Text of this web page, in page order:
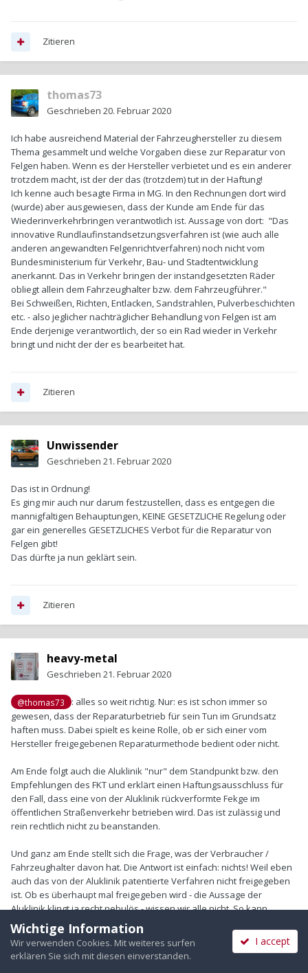
Zitieren
thomas73
Geschrieben 20. Februar 2020
Ich habe ausreichend Material der Fahrzeughersteller zu diesem
Thema gesammelt und welche Vorgaben diese zur Reparatur von
Felgen haben. Wenn es der Hersteller verbietet und es ein anderer
trotzdem macht, ist der der das (trotzdem) tut in der Haftung!
Ich kenne auch besagte Firma in MG. In den Rechnungen dort wird
(wurde) aber ausgewiesen, dass der Kunde am Ende für das
Wiederinverkehrbringen verantwotlich ist. Aussage von dort: "Das
innovative Rundlaufinstandsetzungsverfahren ist (wie auch alle
anderen angewandten Felgenrichtverfahren) noch nicht vom
Bundesministerium für Verkehr, Bau- und Stadtentwicklung
anerkannt. Das in Verkehr bringen der instandgesetzten Räder
obliegt allein dem Fahrzeughalter bzw. dem Fahrzeugführer."
Bei Schweißen, Richten, Entlacken, Sandstrahlen, Pulverbeschichten
etc. - also jeglicher nachträglicher Behandlung von Felgen ist am
Ende derjenige verantwortlich, der so ein Rad wieder in Verkehr
bringt und nicht der der es bearbeitet hat.
Zitieren
Unwissender
Geschrieben 21. Februar 2020
Das ist in Ordnung!
Es ging mir auch nur darum festzustellen, dass es entgegen die
mannigfaltigen Behauptungen, KEINE GESETZLICHE Regelung oder
gar ein generelles GESETZLICHES Verbot für die Reparatur von
Felgen gibt!
Das dürfte ja nun geklärt sein.
Zitieren
heavy-metal
Geschrieben 21. Februar 2020
@thomas73
: alles so weit richtig. Nur: es ist schon immer so
gewesen, dass der Reparaturbetrieb für sein Tun im Grundsatz
haften muss. Dabei spielt es keine Rolle, ob er sich einer vom
Hersteller freigegebenen Reparaturmethode bedient oder nicht.
Am Ende folgt auch die Aluklinik "nur" dem Standpunkt bzw. den
Empfehlungen des FKT und erklärt einen Haftungsausschluss für
den Fall, dass eine von der Aluklinik rückverformte Fekge im
öffentlichen Straßenverkehr betrieben wird. Das ist zulässig und
rein rechtlich nicht zu beanstanden.
Und ganz am Ende stellt sich die Frage, was der Verbraucher /
Fahrzeughalter davon hat. Die Antwort ist einfach: nichts! Weil eben
auch das von der Aluklinik patentierte Verfahren nicht freigegeben
ist. Ob es überhaupt mal freigegeben wird - die Aussage der
Aluklinik klingt ja recht nebulös - wissen wir alle nicht. So kann
schlussendlich (gestützt auf die Aussagen der FKT) nur die
Empfehlung lauten, eine sichtbar deformierte Felge auf den Schrott
zu werfen bzw. eine gebraucht erworbene, nicht sichtbar
deformierte Felge im Rahmen der Toleranzen auf Rundlauf prüfen
Wichtige Information
Wir verwenden Cookies. Mit weiteres surfen
erklären Sie sich mit diesen einverstanden.
I accept